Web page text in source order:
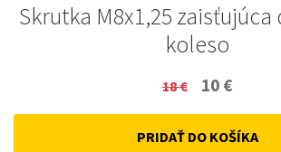
Skrutka M8x1,25
koleso
18€
Original
price
was:
10 €
price
is:
PRIDAŤ DO KOŠÍKA